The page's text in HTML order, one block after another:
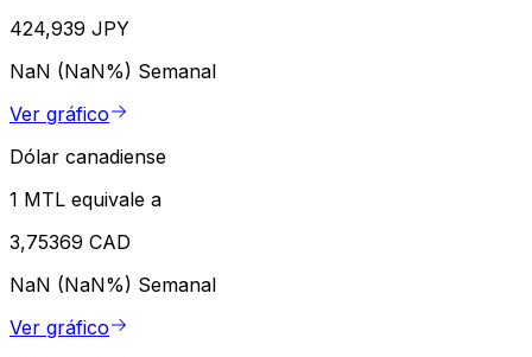
424,939 JPY
NaN (NaN%) Semanal
Ver gráfico
Dólar canadiense
1 MTL equivale a
3,75369 CAD
NaN (NaN%) Semanal
Ver gráfico